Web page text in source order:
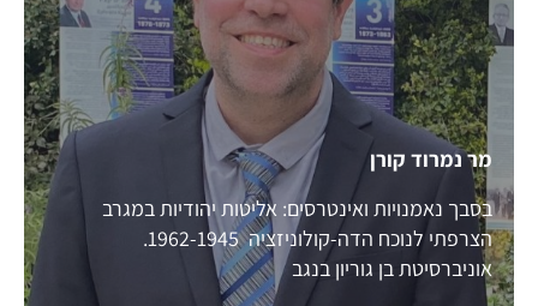
מר נמרוד קורן
בסבך נאמנויות ואינטרסים: אליטות יהודיות במגרב
הצרפתי לנוכח הדה-קולוניזציה 1962-1945.
אוניברסיטת בן גוריון בנגב